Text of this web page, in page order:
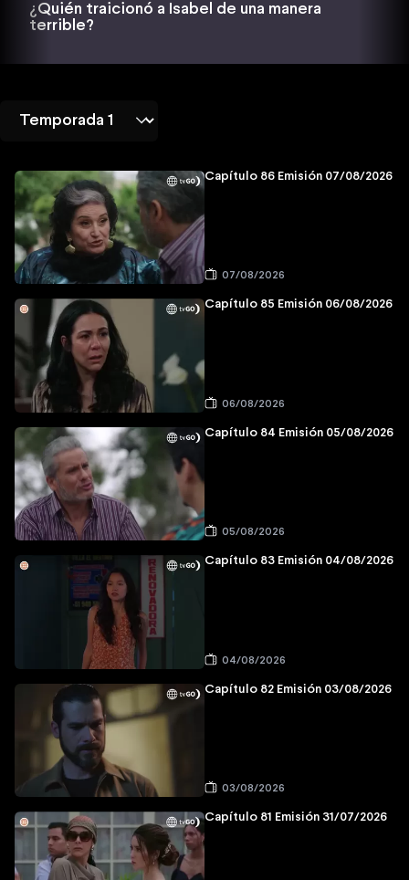
¿Quién traicionó a Isabel de una manera
terrible?
Capítulo 86 Emisión 07/08/2026
07/08/2026
Capítulo 85 Emisión 06/08/2026
06/08/2026
Capítulo 84 Emisión 05/08/2026
05/08/2026
Capítulo 83 Emisión 04/08/2026
04/08/2026
Capítulo 82 Emisión 03/08/2026
03/08/2026
Capítulo 81 Emisión 31/07/2026